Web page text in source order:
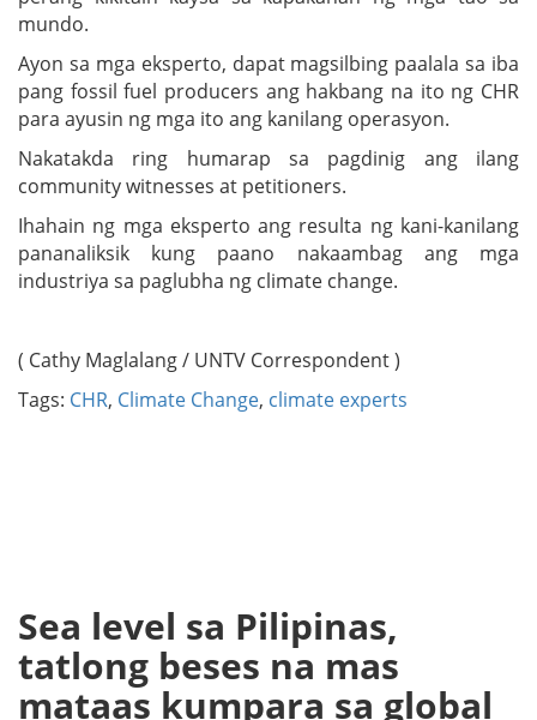
mundo.
Ayon sa mga eksperto, dapat magsilbing paalala sa iba
pang fossil fuel producers ang hakbang na ito ng CHR
para ayusin ng mga ito ang kanilang operasyon.
Nakatakda ring humarap sa pagdinig ang ilang
community witnesses at petitioners.
Ihahain ng mga eksperto ang resulta ng kani-kanilang
pananaliksik kung paano nakaambag ang mga
industriya sa paglubha ng climate change.
( Cathy Maglalang / UNTV Correspondent )
Tags: CHR, Climate Change, climate experts
Sea level sa Pilipinas,
tatlong beses na mas
mataas kumpara sa global